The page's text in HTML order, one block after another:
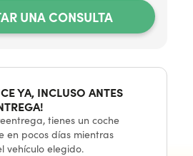
UNA CONSULTA
YA, INCLUSO ANTES
tienes un coche
en pocosdías mientras
vehículoelegido.